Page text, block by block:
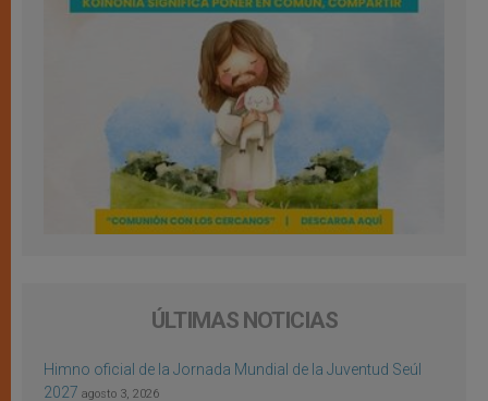
ÚLTIMAS NOTICIAS
Himno oficial de la Jornada Mundial de la Juventud Seúl
2027 agosto 3, 2026